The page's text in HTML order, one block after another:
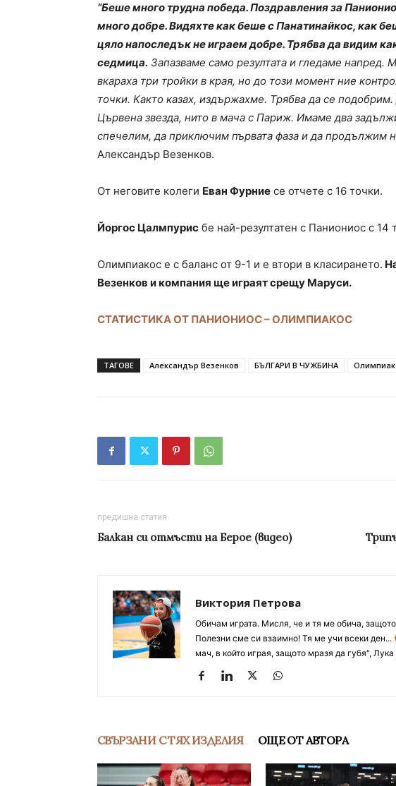
“Беше много трудна победа. Поздравления за
много добре. Видяхте как беше с Панатинайкос, как
цяло напоследък не играем добре. Трябва да видим
седмица. Запазваме само резултата и гледаме напред.
вкараха три тройки в края, но до този момент ние
точки. Както казах, издържахме. Трябва да се
Цървена звезда, нито в мача с Париж. Имаме два
спечелим, да приключим първата фаза и да продължим
Александър Везенков.
От неговите колеги Еван Фурние се отчете с 16 точки.
Йоргос Цалмпурис бе най-резултатен с Паниониос с 14
Олимпиакос е с баланс от 9-1 и е втори в класирането.
Везенков и компания ще играят срещу Маруси.
СТАТИСТИКА ОТ ПАНИОНИОС – ОЛИМПИАКОС
ТАГОВЕ Александър Везенков БЪЛГАРИ В ЧУЖБИНА
предишна статия
Балкан си отмъсти на Берое (видео)
Виктория Петрова
Обичам играта. Мисля, че и тя ме обича,
Полезни сме си взаимно! Тя ме учи всеки ден...
мач, в който играя, защото мразя да губя",
СВЪРЗАНИ С ТЯХ ИЗДЕЛИЯ ОЩЕ ОТ АВТОРА